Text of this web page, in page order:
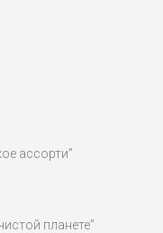
ассорти”
планете”